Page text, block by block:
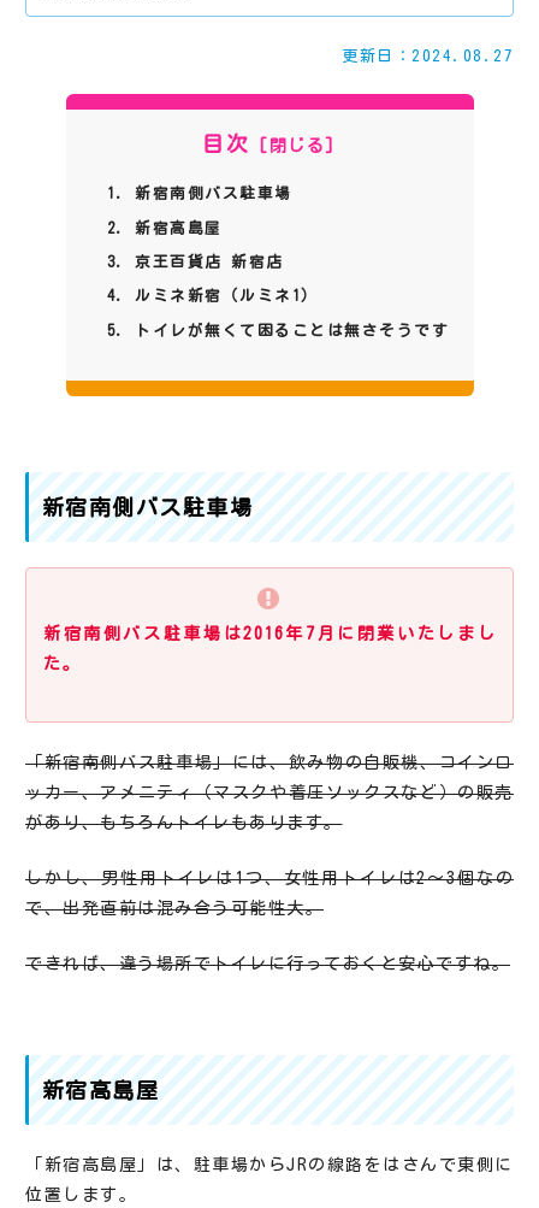
更新日：2024.08.27
目次
新宿南側バス駐車場
新宿高島屋
京王百貨店 新宿店
ルミネ新宿（ルミネ1）
トイレが無くて困ることは無さそうです
新宿南側バス駐車場
新宿南側バス駐車場は2016年7月に閉業いたしまし
た。
「新宿南側バス駐車場」には、飲み物の自販機、コインロ
ッカー、アメニティ（マスクや着圧ソックスなど）の販売
があり、もちろんトイレもあります。
しかし、男性用トイレは1つ、女性用トイレは2～3個なの
で、出発直前は混み合う可能性大。
できれば、違う場所でトイレに行っておくと安心ですね。
新宿高島屋
「新宿高島屋」は、駐車場からJRの線路をはさんで東側に
位置します。